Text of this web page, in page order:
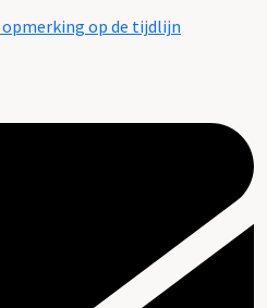
op de tijdlijn